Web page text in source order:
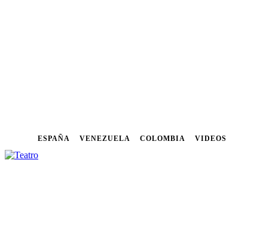
ESPAÑA VENEZUELA COLOMBIA VIDEOS